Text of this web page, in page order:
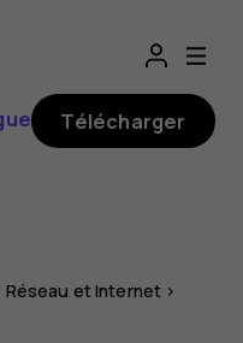
Télécharger
Réseau et Internet >